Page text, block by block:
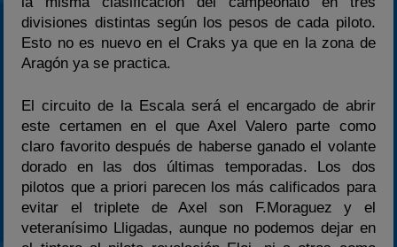
divisiones distintas según los pesos de cada piloto.
Esto no es nuevo en el Craks ya que en la zona de
Aragón ya se practica.
El circuito de la Escala será el encargado de abrir
este certamen en el que Axel Valero parte como
claro favorito después de haberse ganado el volante
dorado en las dos últimas temporadas. Los dos
pilotos que a priori parecen los más calificados para
evitar el triplete de Axel son F.Moraguez y el
veteranísimo Lligadas, aunque no podemos dejar en